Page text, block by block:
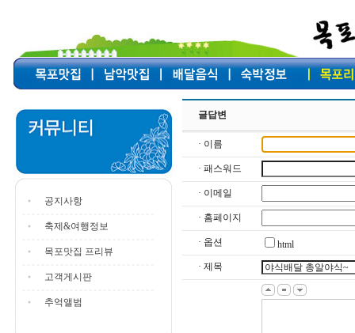
공지사항
축제&여행정보
목포맛집 프리뷰
고객게시판
추억앨범
글답변
· 이름
· 패스워드
· 이메일
· 홈페이지
· 옵션
html
· 제목